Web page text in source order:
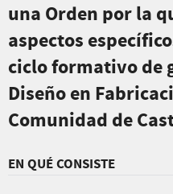
una Orden por la
aspectos
ciclo formativo de
Diseño en
Comunidad de
EN QUÉ CONSISTE